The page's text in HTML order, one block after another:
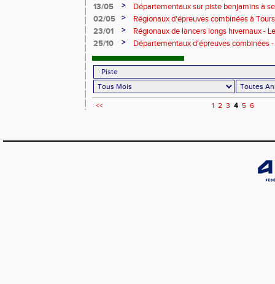
13/05
>
Départementaux sur piste benjamins à
réussie
02/05 >
Régionaux d'épreuves combinées à
athlètes du Cher
23/01 >
Régionaux de lancers longs hivernaux -
25/10
>
Départementaux d'épreuves combinées
<< 1 2 3 4 5 6